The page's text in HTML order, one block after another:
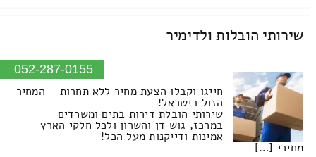
שירותי הובלות ולדימיר
052-287-0155
חייגו וקבלו הצעת מחיר ללא תחרות – המחיר
הזול בישראל!
שירותי הובלת דירות בתים ומשרדים
במרכז, גוש דן והשרון ולכל חלקי הארץ
אמינות ודייקנות מעל הכל!
מחירי […]